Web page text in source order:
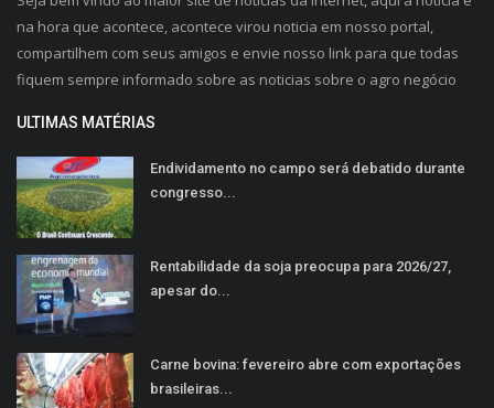
na hora que acontece, acontece virou noticia em nosso portal,
compartilhem com seus amigos e envie nosso link para que todas
fiquem sempre informado sobre as noticias sobre o agro negócio
ULTIMAS MATÉRIAS
Endividamento no campo será debatido durante
congresso...
Rentabilidade da soja preocupa para 2026/27,
apesar do...
Carne bovina: fevereiro abre com exportações
brasileiras...